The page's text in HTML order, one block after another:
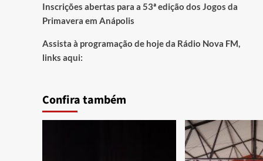
Inscrições abertas para a 53ª edição dos Jogos da
Primavera em Anápolis
Assista à programação de hoje da Rádio Nova FM,
links aqui:
Confira também